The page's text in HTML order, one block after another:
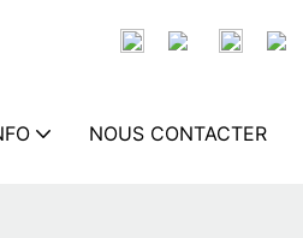
NOUS CONTACTER